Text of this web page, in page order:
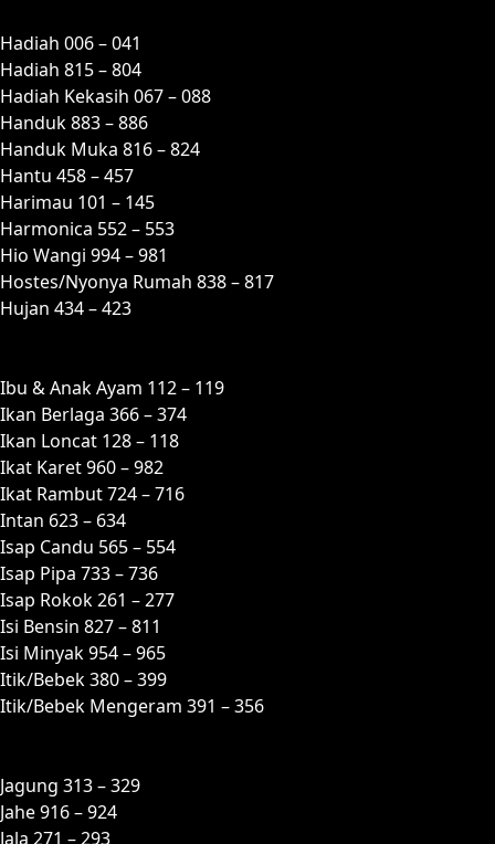
Hadiah 006 – 041
Hadiah 815 – 804
Hadiah Kekasih 067 – 088
Handuk 883 – 886
Handuk Muka 816 – 824
Hantu 458 – 457
Harimau 101 – 145
Harmonica 552 – 553
Hio Wangi 994 – 981
Hostes/Nyonya Rumah 838 – 817
Hujan 434 – 423
Ibu & Anak Ayam 112 – 119
Ikan Berlaga 366 – 374
Ikan Loncat 128 – 118
Ikat Karet 960 – 982
Ikat Rambut 724 – 716
Intan 623 – 634
Isap Candu 565 – 554
Isap Pipa 733 – 736
Isap Rokok 261 – 277
Isi Bensin 827 – 811
Isi Minyak 954 – 965
Itik/Bebek 380 – 399
Itik/Bebek Mengeram 391 – 356
Jagung 313 – 329
Jahe 916 – 924
Jala 271 – 293